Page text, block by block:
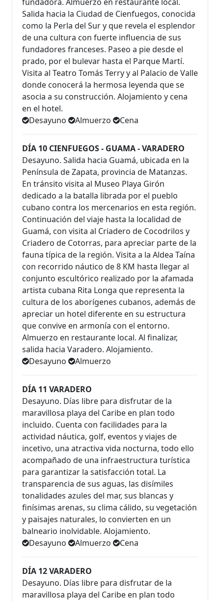
Salida hacia la Ciudad de Cienfuegos, conocida
como la Perla del Sur y que revela el esplendor
de una cultura con fuerte influencia de sus
fundadores franceses. Paseo a pie desde el
prado, por el bulevar hasta el Parque Martí.
Visita al Teatro Tomás Terry y al Palacio de Valle
donde conocerá la hermosa leyenda que se
asocia a su construcción. Alojamiento y cena
en el hotel.
Desayuno
Almuerzo Cena
DÍA 10 CIENFUEGOS - GUAMA - VARADERO
Desayuno. Salida hacia Guamá, ubicada en la
Península de Zapata, provincia de Matanzas.
En tránsito visita al Museo Playa Girón
dedicado a la batalla librada por el pueblo
cubano contra los mercenarios en esta región.
Continuación del viaje hasta la localidad de
Guamá, con visita al Criadero de Cocodrilos y
Criadero de Cotorras, para apreciar parte de la
fauna típica de la región. Visita a la Aldea Taína
con recorrido náutico de 8 KM hasta llegar al
conjunto escultórico realizado por la afamada
artista cubana Rita Longa que representa la
cultura de los aborígenes cubanos, además de
apreciar un hotel diferente en su estructura
que convive en armonía con el entorno.
Almuerzo en restaurante local. Al finalizar,
salida hacia Varadero. Alojamiento.
Desayuno
Almuerzo
DÍA 11 VARADERO
Desayuno. Días libre para disfrutar de la
maravillosa playa del Caribe en plan todo
incluido. Cuenta con facilidades para la
actividad náutica, golf, eventos y viajes de
incetivo, una atractiva vida nocturna, todo ello
acompañado de una infraestructura turística
para garantizar la satisfacción total. La
transparencia de sus aguas, las disímiles
tonalidades azules del mar, sus blancas y
finísimas arenas, su clima cálido, su vegetación
y paisajes naturales, lo convierten en un
balneario inolvidable. Alojamiento.
Desayuno
Almuerzo Cena
DÍA 12 VARADERO
Desayuno. Días libre para disfrutar de la
maravillosa playa del Caribe en plan todo